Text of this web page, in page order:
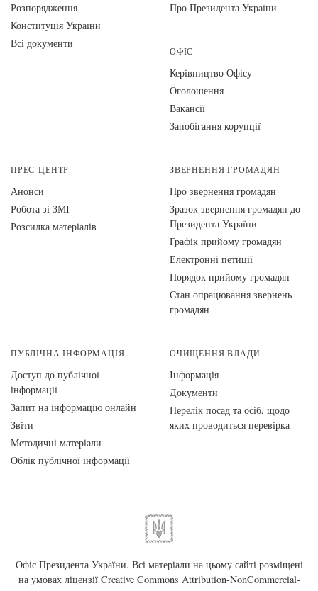
Розпорядження
Конституція України
Всі документи
Про Президента України
ОФІС
Керівництво Офісу
Оголошення
Вакансії
Запобігання корупції
ПРЕС-ЦЕНТР
Анонси
Робота зі ЗМІ
Розсилка матеріалів
ЗВЕРНЕННЯ ГРОМАДЯН
Про звернення громадян
Зразок звернення громадян до
Президента України
Графік прийому громадян
Електронні петиції
Порядок прийому громадян
Стан опрацювання звернень
громадян
ПУБЛІЧНА ІНФОРМАЦІЯ
Доступ до публічної
інформації
Запит на інформацію онлайн
Звіти
Методичні матеріали
Облік публічної інформації
ОЧИЩЕННЯ ВЛАДИ
Інформація
Документи
Перелік посад та осіб, щодо
яких проводиться перевірка
Офіс Президента України. Всі матеріали на цьому сайті розміщені
на умовах ліцензії Creative Commons Attribution-NonCommercial-